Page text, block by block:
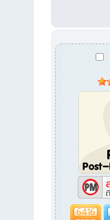
6416